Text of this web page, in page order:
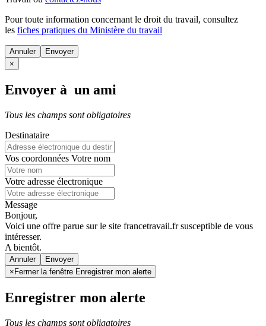
Pour toute information concernant le droit du travail, consultez
les fiches pratiques du Ministère du travail
Annuler
×
Envoyer à un ami
Tous les champs sont obligatoires
Destinataire
Vos coordonnées Votre nom
Votre adresse électronique
Message
Bonjour,
Voici une offre parue sur le site francetravail.fr susceptible de vous
intéresser.
A bientôt.
Annuler
× Fermer la fenêtre Enregistrer mon alerte
Enregistrer mon alerte
Tous les champs sont obligatoires